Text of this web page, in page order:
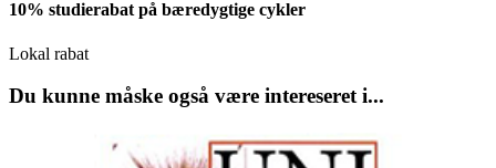
10% studierabat på bæredygtige cykler
Lokal rabat
Du kunne måske også være intereseret i...